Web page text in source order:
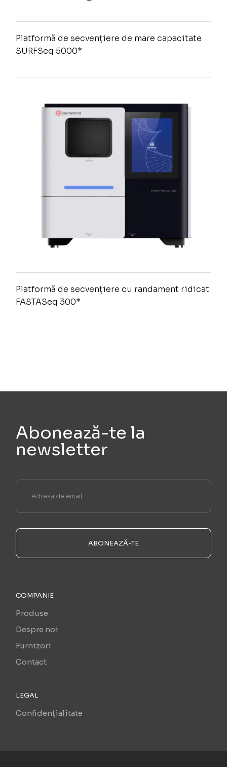
Platformă de secvențiere de mare capacitate
SURFSeq 5000*
Platformă de secvențiere cu randament ridicat
FASTASeq 300*
Abonează-te la
newsletter
ABONEAZĂ-TE
COMPANIE
Produse
Despre noi
Furnizori
Contact
LEGAL
Confidențialitate